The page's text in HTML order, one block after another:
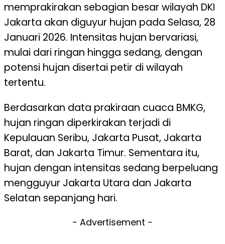
memprakirakan sebagian besar wilayah DKI
Jakarta akan diguyur hujan pada Selasa, 28
Januari 2026. Intensitas hujan bervariasi,
mulai dari ringan hingga sedang, dengan
potensi hujan disertai petir di wilayah
tertentu.
Berdasarkan data prakiraan cuaca BMKG,
hujan ringan diperkirakan terjadi di
Kepulauan Seribu, Jakarta Pusat, Jakarta
Barat, dan Jakarta Timur. Sementara itu,
hujan dengan intensitas sedang berpeluang
mengguyur Jakarta Utara dan Jakarta
Selatan sepanjang hari.
- Advertisement -